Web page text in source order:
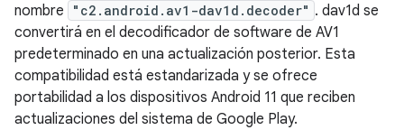
nombre
"c2.android.av1-dav1d.decoder" . dav1d se
convertirá en el decodificador de software de AV1
predeterminado en una actualización posterior. Esta
compatibilidad está estandarizada y se ofrece
portabilidad a los dispositivos Android 11 que reciben
actualizaciones del sistema de Google Play.